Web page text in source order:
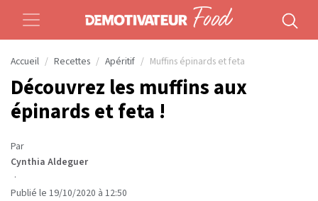
Accueil Recettes Apéritif Muffins épinards et feta
Découvrez les muffins aux
épinards et feta !
Par
Cynthia Aldeguer
·
Publié le 19/10/2020 à 12:50